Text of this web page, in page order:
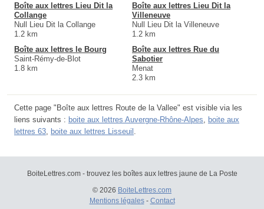
Boîte aux lettres Lieu Dit la
Collange
Null Lieu Dit la Collange
1.2 km
Boîte aux lettres Lieu Dit la
Villeneuve
Null Lieu Dit la Villeneuve
1.2 km
Boîte aux lettres le Bourg
Saint-Rémy-de-Blot
1.8 km
Boîte aux lettres Rue du
Sabotier
Menat
2.3 km
Cette page "Boîte aux lettres Route de la Vallee" est visible via les
liens suivants : boite aux lettres Auvergne-Rhône-Alpes
boite aux
lettres 63 boite aux lettres Lisseuil
BoiteLettres.com - trouvez les boîtes aux lettres jaune de La Poste
© 2026 BoiteLettres.com
Mentions légales- Contact